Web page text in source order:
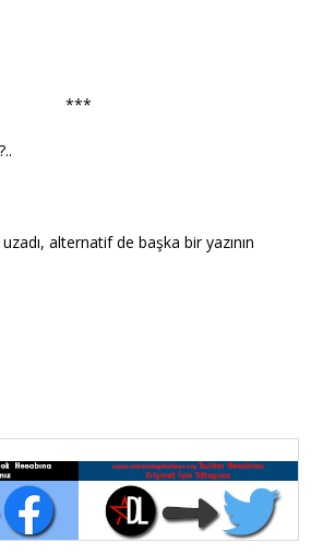
***
alternatif de başka bir yazının